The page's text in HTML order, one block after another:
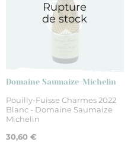
Rupture
de stock
Domaine Saumaize-Michelin
Pouilly-Fuisse Charmes 2022
Blanc - Domaine Saumaize
Michelin
30,60 €